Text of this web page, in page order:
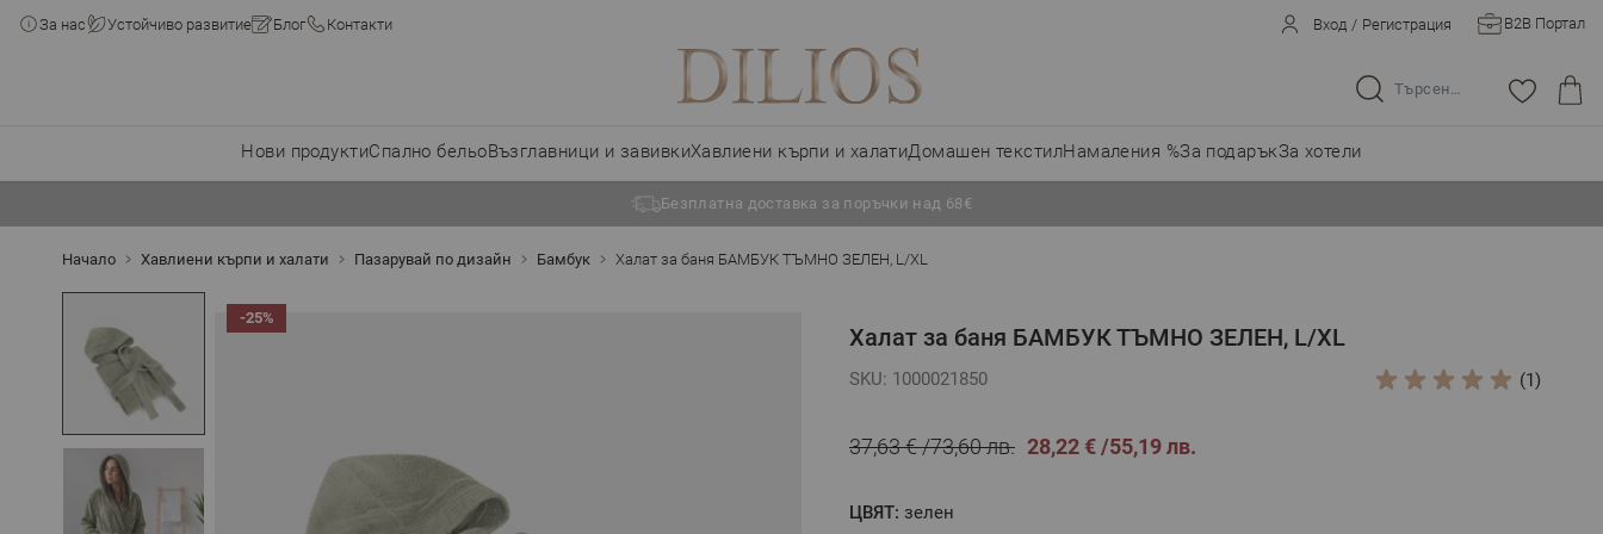
За нас Устойчиво развитие Блог Контакти Вход / Регистрация B2B Портал
Търсене в целия магазин...
Нови продуктиСпално бельоВъзглавници и завивкиХавлиени кърпи и халатиДомашен текстилНамаления %За подаръкЗа хотели
Безплатна доставка за поръчки над 68€
Начало Хавлиени кърпи и халати Пазарувай по дизайн Бамбук Халат за баня БАМБУК ТЪМНО ЗЕЛЕН, L/XL
-25%
Халат за баня БАМБУК ТЪМНО ЗЕЛЕН, L/XL
SKU: 1000021850 (1)
37,63 € 73,60 лв. 28,22 € 55,19 лв.
ЦВЯТ: зелен